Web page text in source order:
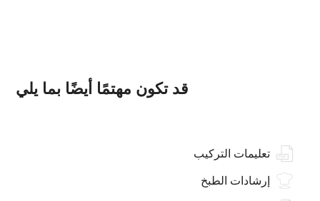
قد تكون مهتمًا أيضًا بما يلي
تعليمات التركيب
إرشادات الطبخ